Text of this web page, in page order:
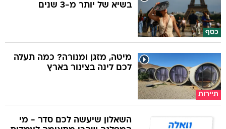
כסף
בשיא של יותר מ-3 שנים
תיירות
מיטה, מזגן ומנורה? כמה תעלה
לכם לינה בצינור בארץ
השאלון שיעשה לכם סדר - מי